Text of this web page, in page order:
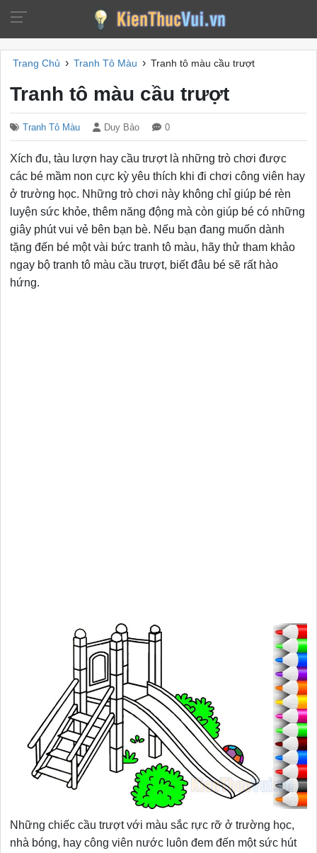
Trang Chủ › Tranh Tô Màu › Tranh tô màu cầu trượt
Tranh tô màu cầu trượt
Tranh Tô Màu Duy Bảo 0
Xích đu, tàu lượn hay cầu trượt là những trò chơi được
các bé mầm non cực kỳ yêu thích khi đi chơi công viên hay
ở trường học. Những trò chơi này không chỉ giúp bé rèn
luyện sức khỏe, thêm năng động mà còn giúp bé có những
giây phút vui vẻ bên bạn bè. Nếu bạn đang muốn dành
tặng đến bé một vài bức tranh tô màu, hãy thử tham khảo
ngay bộ tranh tô màu cầu trượt, biết đâu bé sẽ rất hào
hứng.
Những chiếc cầu trượt với màu sắc rực rỡ ở trường học,
nhà bóng, hay công viên nước luôn đem đến một sức hút